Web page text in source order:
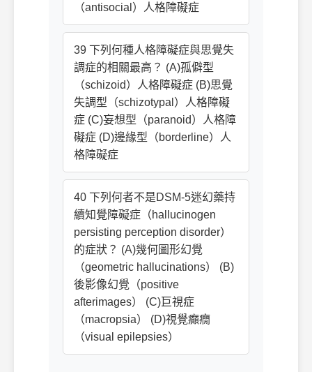
（antisocial）人格障礙症
39 下列何種人格障礙症與思覺失
調症的相關最高？ (A)孤僻型
（schizoid）人格障礙症 (B)思覺
失調型（schizotypal）人格障礙
症 (C)妄想型（paranoid）人格障
礙症 (D)邊緣型（borderline）人
格障礙症
40 下列何者不是DSM-5迷幻藥持
續知覺障礙症（hallucinogen
persisting perception disorder）
的症狀？ (A)幾何圖形幻覺
（geometric hallucinations） (B)
後影像幻覺（positive
afterimages） (C)巨視症
（macropsia） (D)視覺癲癇
（visual epilepsies）